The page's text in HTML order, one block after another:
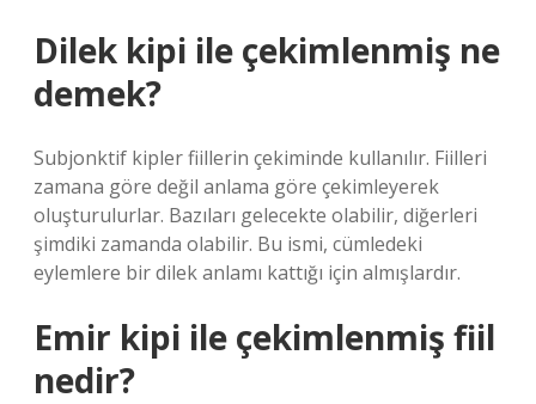
Dilek kipi ile çekimlenmiş ne
demek?
Subjonktif kipler fiillerin çekiminde kullanılır. Fiilleri
zamana göre değil anlama göre çekimleyerek
oluşturulurlar. Bazıları gelecekte olabilir, diğerleri
şimdiki zamanda olabilir. Bu ismi, cümledeki
eylemlere bir dilek anlamı kattığı için almışlardır.
Emir kipi ile çekimlenmiş fiil
nedir?